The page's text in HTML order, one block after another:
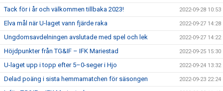
Tack för i år och välkommen tillbaka 2023! 2022-09-28 10:53
Elva mål när U-laget vann fjärde raka 2022-09-27 14:28
Ungdomsavdelningen avslutade med spel och lek 2022-09-27 14:22
Höjdpunkter från TG&IF – IFK Mariestad 2022-09-25 15:30
U-laget upp i topp efter 5–0-seger i Hjo 2022-09-24 13:32
Delad poäng i sista hemmamatchen för säsongen 2022-09-23 22:24